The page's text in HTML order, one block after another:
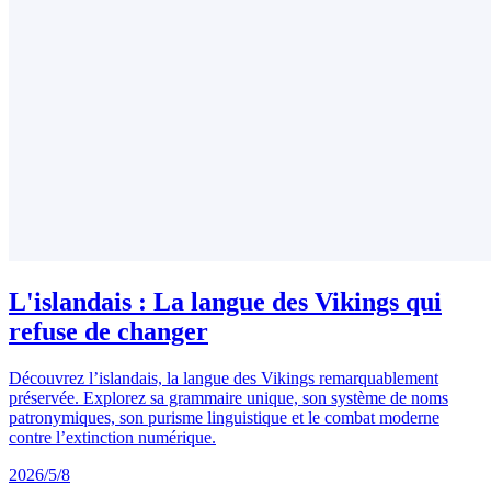
L'islandais : La langue des Vikings qui
refuse de changer
Découvrez l’islandais, la langue des Vikings remarquablement
préservée. Explorez sa grammaire unique, son système de noms
patronymiques, son purisme linguistique et le combat moderne
contre l’extinction numérique.
2026/5/8